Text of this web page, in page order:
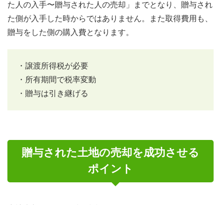
た人の入手〜贈与された人の売却」までとなり、贈与され
た側が入手した時からではありません。また取得費用も、
贈与をした側の購入費となります。
・譲渡所得税が必要
・所有期間で税率変動
・贈与は引き継げる
贈与された土地の売却を成功させる
ポイント